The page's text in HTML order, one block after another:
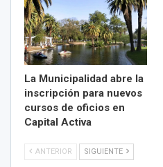
La Municipalidad abre la
inscripción para nuevos
cursos de oficios en
Capital Activa
ANTERIOR SIGUIENTE